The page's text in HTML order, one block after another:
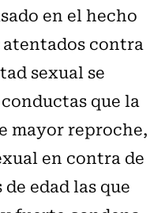
en el hecho
contra
sexual se
que la
mayor reproche,
en contra de
edad las que